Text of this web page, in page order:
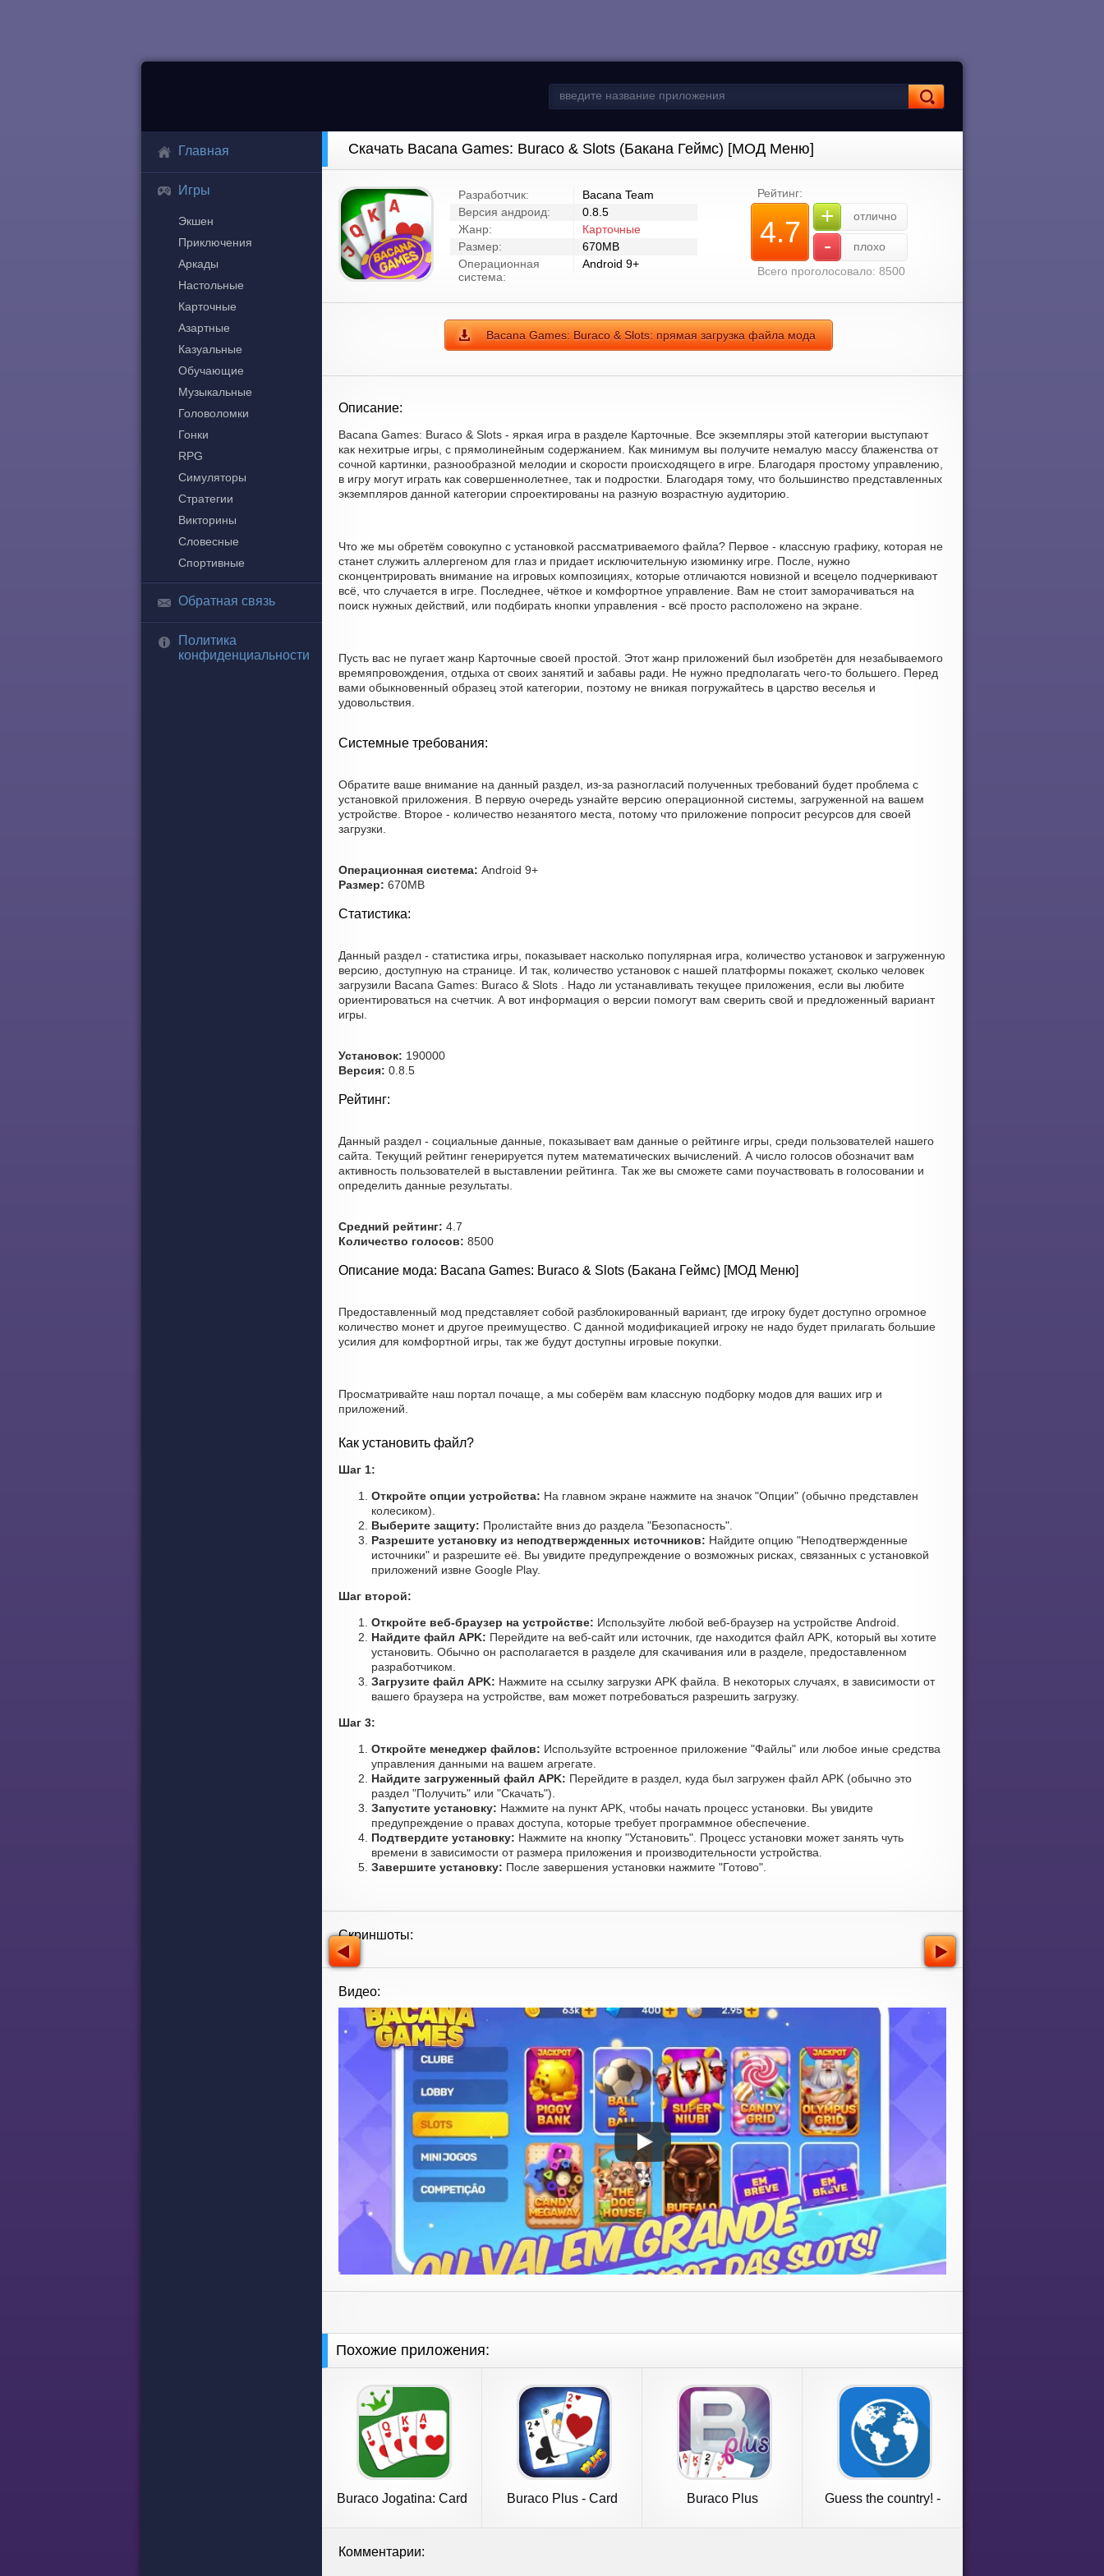
Главная
Игры
Экшен
Приключения
Аркады
Настольные
Карточные
Азартные
Казуальные
Обучающие
Музыкальные
Головоломки
Гонки
RPG
Симуляторы
Стратегии
Викторины
Словесные
Спортивные
Обратная связь
Политика
конфиденциальности
Скачать Bacana Games: Buraco & Slots (Бакана Геймс) [МОД Меню]
Разработчик:
Bacana Team
Версия андроид:
0.8.5
Жанр:
Карточные
Размер:
670MB
Операционная
система:
Android 9+
Рейтинг:
4.7 + отлично
-
плохо
Всего проголосовало: 8500
Bacana Games: Buraco & Slots: прямая загрузка файла мода
Описание:
Bacana Games: Buraco & Slots - яркая игра в разделе Карточные. Все экземпляры этой категории выступают
как нехитрые игры, с прямолинейным содержанием. Как минимум вы получите немалую массу блаженства от
сочной картинки, разнообразной мелодии и скорости происходящего в игре. Благодаря простому управлению,
в игру могут играть как совершеннолетнее, так и подростки. Благодаря тому, что большинство представленных
экземпляров данной категории спроектированы на разную возрастную аудиторию.
Что же мы обретём совокупно с установкой рассматриваемого файла? Первое - классную графику, которая не
станет служить аллергеном для глаз и придает исключительную изюминку игре. После, нужно
сконцентрировать внимание на игровых композициях, которые отличаются новизной и всецело подчеркивают
всё, что случается в игре. Последнее, чёткое и комфортное управление. Вам не стоит заморачиваться на
поиск нужных действий, или подбирать кнопки управления - всё просто расположено на экране.
Пусть вас не пугает жанр Карточные своей простой. Этот жанр приложений был изобретён для незабываемого
времяпровождения, отдыха от своих занятий и забавы ради. Не нужно предполагать чего-то большего. Перед
вами обыкновенный образец этой категории, поэтому не вникая погружайтесь в царство веселья и
удовольствия.
Системные требования:
Обратите ваше внимание на данный раздел, из-за разногласий полученных требований будет проблема с
установкой приложения. В первую очередь узнайте версию операционной системы, загруженной на вашем
устройстве. Второе - количество незанятого места, потому что приложение попросит ресурсов для своей
загрузки.
Операционная система: Android 9+
Размер: 670MB
Статистика:
Данный раздел - статистика игры, показывает насколько популярная игра, количество установок и загруженную
версию, доступную на странице. И так, количество установок с нашей платформы покажет, сколько человек
загрузили Bacana Games: Buraco & Slots . Надо ли устанавливать текущее приложения, если вы любите
ориентироваться на счетчик. А вот информация о версии помогут вам сверить свой и предложенный вариант
игры.
Установок: 190000
Версия: 0.8.5
Рейтинг:
Данный раздел - социальные данные, показывает вам данные о рейтинге игры, среди пользователей нашего
сайта. Текущий рейтинг генерируется путем математических вычислений. А число голосов обозначит вам
активность пользователей в выставлении рейтинга. Так же вы сможете сами поучаствовать в голосовании и
определить данные результаты.
Средний рейтинг: 4.7
Количество голосов: 8500
Описание мода: Bacana Games: Buraco & Slots (Бакана Геймс) [МОД Меню]
Предоставленный мод представляет собой разблокированный вариант, где игроку будет доступно огромное
количество монет и другое преимущество. С данной модификацией игроку не надо будет прилагать большие
усилия для комфортной игры, так же будут доступны игровые покупки.
Просматривайте наш портал почаще, а мы соберём вам классную подборку модов для ваших игр и
приложений.
Как установить файл?
Шаг 1:
Откройте опции устройства: На главном экране нажмите на значок "Опции" (обычно представлен
колесиком).
Выберите защиту: Пролистайте вниз до раздела "Безопасность".
Разрешите установку из неподтвержденных источников: Найдите опцию "Неподтвержденные
источники" и разрешите её. Вы увидите предупреждение о возможных рисках, связанных с установкой
приложений извне Google Play.
Шаг второй:
Откройте веб-браузер на устройстве: Используйте любой веб-браузер на устройстве Android.
Найдите файл APK: Перейдите на веб-сайт или источник, где находится файл APK, который вы хотите
установить. Обычно он располагается в разделе для скачивания или в разделе, предоставленном
разработчиком.
Загрузите файл APK: Нажмите на ссылку загрузки APK файла. В некоторых случаях, в зависимости от
вашего браузера на устройстве, вам может потребоваться разрешить загрузку.
Шаг 3:
Откройте менеджер файлов: Используйте встроенное приложение "Файлы" или любое иные средства
управления данными на вашем агрегате.
Найдите загруженный файл APK: Перейдите в раздел, куда был загружен файл APK (обычно это
раздел "Получить" или "Скачать").
Запустите установку: Нажмите на пункт APK, чтобы начать процесс установки. Вы увидите
предупреждение о правах доступа, которые требует программное обеспечение.
Подтвердите установку: Нажмите на кнопку "Установить". Процесс установки может занять чуть
времени в зависимости от размера приложения и производительности устройства.
Завершите установку: После завершения установки нажмите "Готово".
Скриншоты:
Видео:
Похожие приложения:
Buraco Jogatina: Card
Buraco Plus - Card
Buraco Plus
Guess the country! -
Комментарии: